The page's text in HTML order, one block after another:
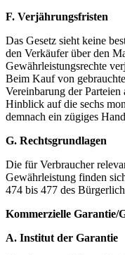
F. Verjährungsfristen
Das Gesetz sieht keine
den Verkäufer über den
Gewährleistungsrechte
Beim Kauf von
Vereinbarung der
Hinblick auf die sechs
demnach ein zügiges
G. Rechtsgrundlagen
Die für Verbraucher
Gewährleistung finden
474 bis 477 des
Kommerzielle Garantie/
A. Institut der Garantie